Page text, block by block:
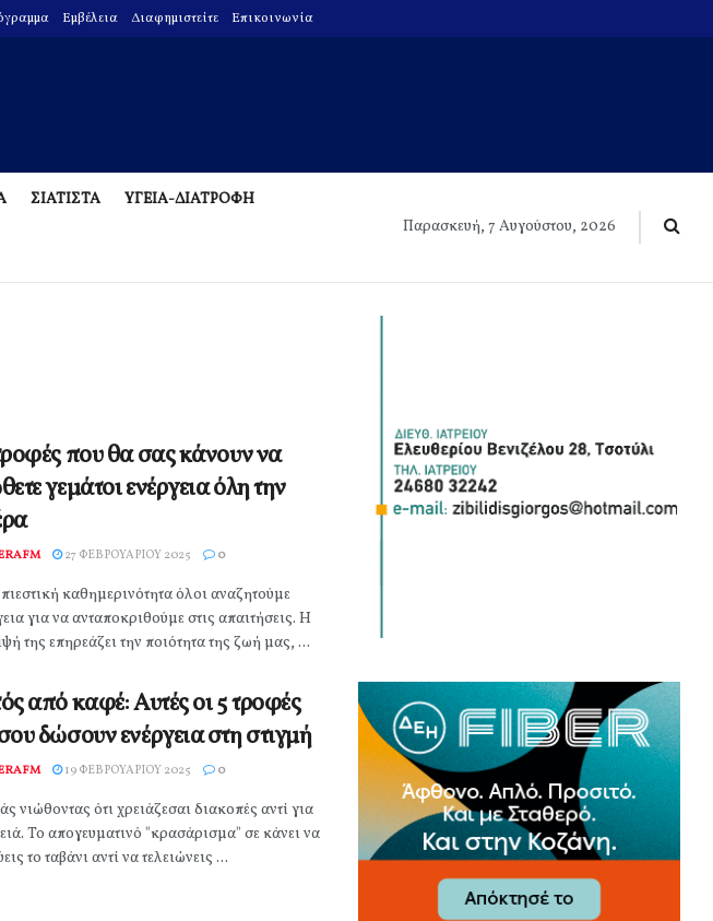
Εμβέλεια Διαφημιστείτε Επικοινωνία
ΣΙΑΤΙΣΤΑ ΥΓΕΙΑ-ΔΙΑΤΡΟΦΗ
Παρασκευή, 7 Αυγούστου, 2026
που θα σας κάνουν να
γεμάτοι ενέργεια όλη την
27 ΦΕΒΡΟΥΑΡΊΟΥ 2025 0
καθημερινότητα όλοι αναζητούμε
για να ανταποκριθούμε στις απαιτήσεις. Η
της επηρεάζει την ποιότητα της ζωή μας, ...
από καφέ: Αυτές οι 5 τροφές
δώσουν ενέργεια στη στιγμή
19 ΦΕΒΡΟΥΑΡΊΟΥ 2025 0
νιώθοντας ότι χρειάζεσαι διακοπές αντί για
Το απογευματινό "κρασάρισμα" σε κάνει να
το ταβάνι αντί να τελειώνεις ...